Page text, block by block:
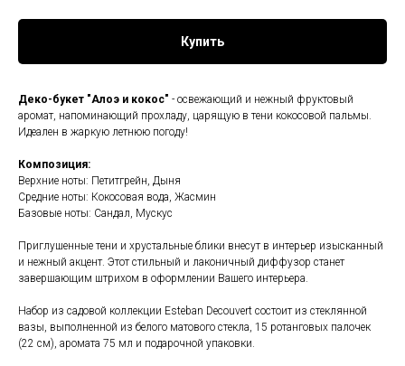
Купить
Деко-букет "Алоэ и кокос" - освежающий и нежный фруктовый
аромат, напоминающий прохладу, царящую в тени кокосовой пальмы.
Идеален в жаркую летнюю погоду!
Композиция:
Верхние ноты: Петитгрейн, Дыня
Средние ноты: Кокосовая вода, Жасмин
Базовые ноты: Сандал, Мускус
Приглушенные тени и хрустальные блики внесут в интерьер изысканный
и нежный акцент. Этот стильный и лаконичный диффузор станет
завершающим штрихом в оформлении Вашего интерьера.
Набор из садовой коллекции Esteban Decouvert состоит из стеклянной
вазы, выполненной из белого матового стекла, 15 ротанговых палочек
(22 см), аромата 75 мл и подарочной упаковки.